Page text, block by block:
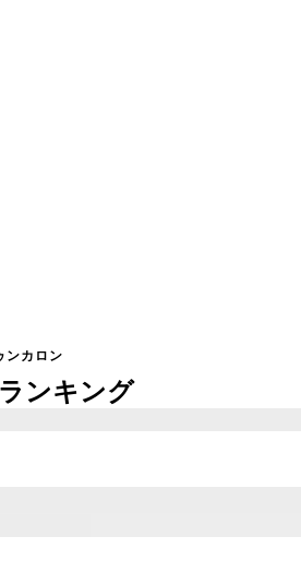
ンカロン
ンキング